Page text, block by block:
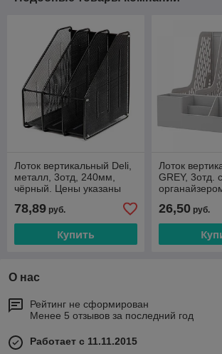
Лоток вертикальный Deli,
металл, 3отд, 240мм,
чёрный. Цены указаны
78,89 руб.
Купить
Лоток
GREY, 3отд. с
НДС 20%
26,50руб.
О нас
Рейтинг не сформирован
Менее 5 отзывов за последний год
Работает с 11.11.2015